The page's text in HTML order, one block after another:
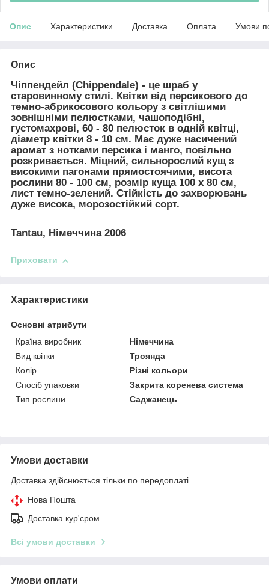
Опис Характеристики Доставка Оплата Умови
Опис
Чіппендейл (Сhippendale) - це шраб у
старовинному стилі. Квітки від персикового до
темно-абрикосового кольору з світлішими
зовнішніми пелюстками, чашоподібні,
густомахрові, 60 - 80 пелюсток в одній квітці,
діаметр квітки 8 - 10 см. Має дуже насичений
аромат з нотками персика і манго, повільно
розкривається. Міцний, сильнорослий кущ з
високими пагонами прямостоячими, висота
рослини 80 - 100 см, розмір куща 100 х 80 см,
лист темно-зелений. Стійкість до захворювань
дуже висока, морозостійкий сорт.
Tantau, Німеччина 2006
Приховати
Характеристики
Основні атрибути
Країна виробник
Німеччина
Вид квітки
Троянда
Колір
Різні кольори
Спосіб упаковки
Закрита коренева система
Тип рослини
Саджанець
Умови доставки
Доставка здійснюється тільки по передоплаті.
Нова Пошта
Доставка кур'єром
Всі умови доставки
Умови оплати